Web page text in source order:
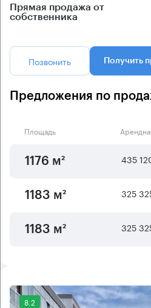
Прямая продажа от
собственника
Позвонить Получить
Предложения по
Площадь
1176 м² 435
1183 м² 325
1183 м² 325
8.2